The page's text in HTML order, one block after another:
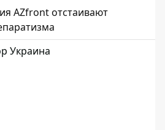
AZfront отстаивают
Украина